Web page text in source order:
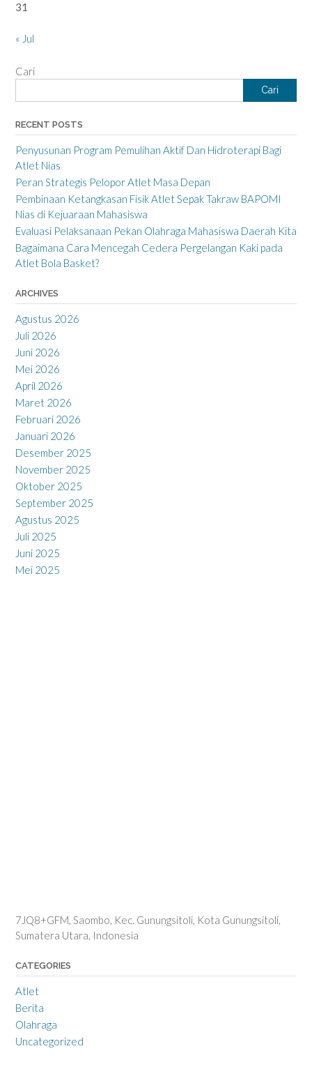
31
« Jul
Cari
Cari
RECENT POSTS
Penyusunan Program Pemulihan Aktif Dan Hidroterapi Bagi
Atlet Nias
Peran Strategis Pelopor Atlet Masa Depan
Pembinaan Ketangkasan Fisik Atlet Sepak Takraw BAPOMI
Nias di Kejuaraan Mahasiswa
Evaluasi Pelaksanaan Pekan Olahraga Mahasiswa Daerah Kita
Bagaimana Cara Mencegah Cedera Pergelangan Kaki pada
Atlet Bola Basket?
ARCHIVES
Agustus 2026
Juli 2026
Juni 2026
Mei 2026
April 2026
Maret 2026
Februari 2026
Januari 2026
Desember 2025
November 2025
Oktober 2025
September 2025
Agustus 2025
Juli 2025
Juni 2025
Mei 2025
7JQ8+GFM, Saombo, Kec. Gunungsitoli, Kota Gunungsitoli,
Sumatera Utara, Indonesia
CATEGORIES
Atlet
Berita
Olahraga
Uncategorized